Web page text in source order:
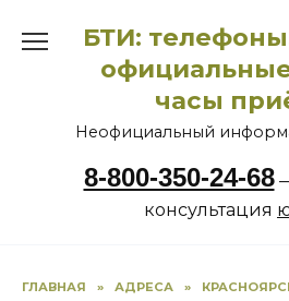
содержанию
БТИ:
часы
Неофициальный
8-800-350-24-68—
консультация
ГЛАВНАЯ » АДРЕСА »